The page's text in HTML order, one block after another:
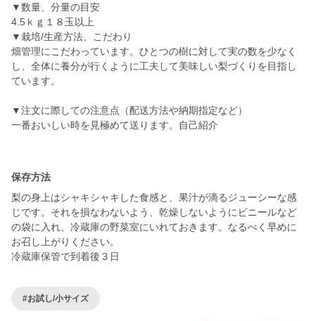
▼数量、分量の目安
4.5ｋｇ１８玉以上
▼栽培/生産方法、こだわり
畑管理にこだわっています。ひとつの樹に対して実の数を少なく
し、全体に養分が行くように工夫して美味しい梨づくりを目指し
ています。
▼注文に際しての注意点（配送方法や納期指定など）
一番おいしい時を見極めて送ります。自己紹介
保存方法
梨の身上はシャキシャキした食感と、果汁が滴るジューシーな感
じです。それを損なわないよう、乾燥しないようにビニールなど
の袋に入れ、冷蔵庫の野菜室にいれておきます。なるべく早めに
お召し上がりください。
冷蔵庫保管で到着後３日
#お試し/小サイズ